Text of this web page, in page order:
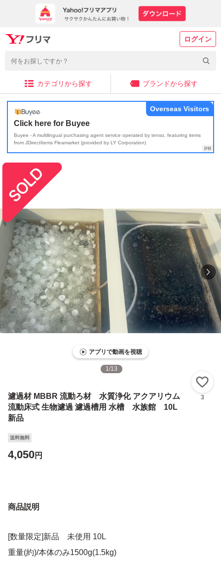
ログイン
カテゴリから探す ブランドから探す
Click here for Buyee
Buyee - A multilingual purchasing agent service operated by tenso, featuring items
from JDirectItems Fleamarket (provided by LY Corporation)
Overseas Visitors
アプリで動画を視聴
1/13
濾過材 MBBR 流動ろ材 水質浄化 アクアリウム
流動床式 生物濾過 濾過槽用 水槽 水族館 10L
新品
3
送料無料
4,050円
商品説明
[数量限定]新品 未使用 10L
重量(約)/本体のみ1500g(1.5kg)